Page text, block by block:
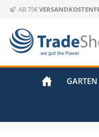
Hauptinhalt springen
Zur Suche springen
Zur Hauptnavigation
AB 75€
GARTEN